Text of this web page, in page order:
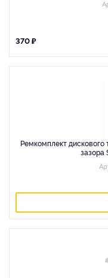
370 ₽
Ремкомплект
зазора